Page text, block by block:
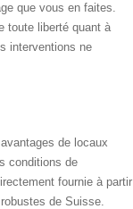
que vous en faites.
toute liberté quant à
interventions ne
de locaux
conditions de
fournie à partir
de Suisse.